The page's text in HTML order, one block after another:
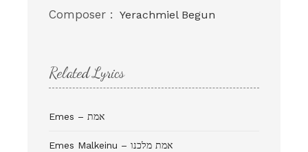
Composer : Yerachmiel Begun
Related Lyrics
Emes – אמת
Emes Malkeinu – אמת מלכנו